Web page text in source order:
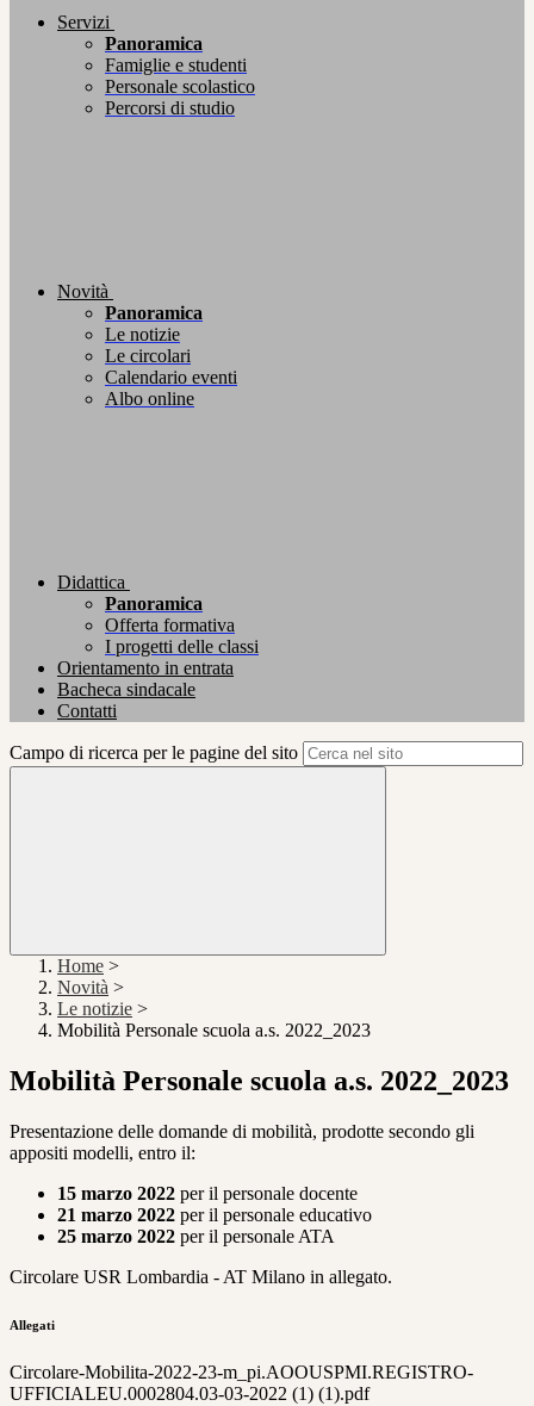
Servizi
Panoramica
Famiglie e studenti
Personale scolastico
Percorsi di studio
Novità
Panoramica
Le notizie
Le circolari
Calendario eventi
Albo online
Didattica
Panoramica
Offerta formativa
I progetti delle classi
Orientamento in entrata
Bacheca sindacale
Contatti
Campo di ricerca per le pagine del sito
Home >
Novità >
Le notizie >
Mobilità Personale scuola a.s. 2022_2023
Mobilità Personale scuola a.s. 2022_2023
Presentazione delle domande di mobilità, prodotte secondo gli
appositi modelli, entro il:
15 marzo 2022 per il personale docente
21 marzo 2022 per il personale educativo
25 marzo 2022 per il personale ATA
Circolare USR Lombardia - AT Milano in allegato.
Allegati
Circolare-Mobilita-2022-23-m_pi.AOOUSPMI.REGISTRO-
UFFICIALEU.0002804.03-03-2022 (1) (1).pdf